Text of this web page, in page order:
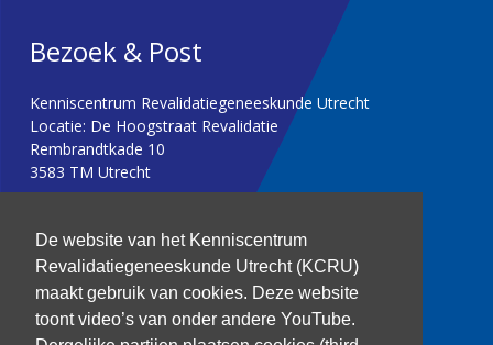
De website van het Kenniscentrum
Revalidatiegeneeskunde Utrecht (KCRU)
maakt gebruik van cookies. Deze website
toont video’s van onder andere YouTube.
Bezoek & Post
Kenniscentrum Revalidatiegeneeskunde Utrecht
Locatie: De Hoogstraat Revalidatie
Rembrandtkade 10
3583 TM Utrecht
kenniscentrum@dehoogstraat.nl